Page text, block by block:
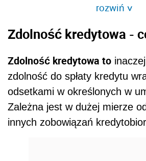
rozwiń>
Zdolność kredytowa -
Zdolność kredytowa to
zdolność do spłaty kredytu
odsetkami w określonych w
Zależna jest w dużej mierze
innych zobowiązań